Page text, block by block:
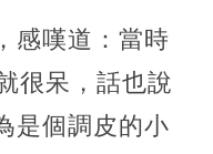
感嘆道：當時
很呆，話也說
是個調皮的小